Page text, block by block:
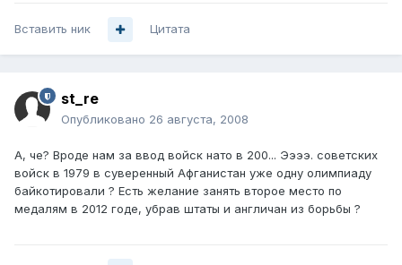
Вставить ник Цитата
st_re
Опубликовано 26 августа, 2008
А, че? Вроде нам за ввод войск нато в 200... Ээээ. советских
войск в 1979 в суверенный Афганистан уже одну олимпиаду
байкотировали ? Есть желание занять второе место по
медалям в 2012 годе, убрав штаты и англичан из борьбы ?